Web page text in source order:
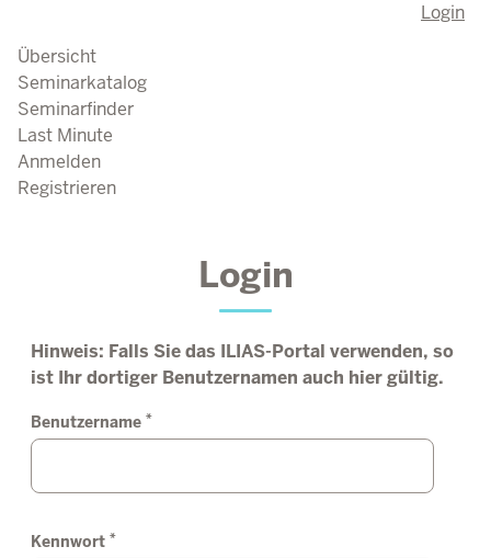
Login
Übersicht
Seminarkatalog
Seminarfinder
Last Minute
Anmelden
Registrieren
Login
Hinweis: Falls Sie das ILIAS-Portal verwenden, so
ist Ihr dortiger Benutzernamen auch hier gültig.
Benutzername *
Kennwort *